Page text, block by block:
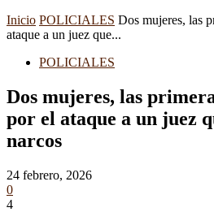
Inicio POLICIALES Dos mujeres, las
ataque a un juez que...
POLICIALES
Dos mujeres, las
por el ataque a un juez
narcos
24 febrero, 2026
0
4